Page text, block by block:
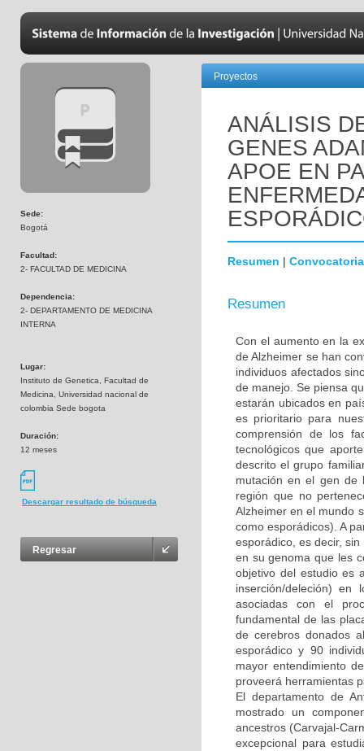
Sede:
Bogotá
Facultad:
2- FACULTAD DE MEDICINA
Dependencia:
2- DEPARTAMENTO DE MEDICINA
INTERNA
Lugar:
Instituto de Genetica, Facultad de
Medicina, Universidad nacional de
colombia Sede bogota
Duración:
12 meses
Descargar resultado de búsqueda
Regresar
Proyectos
ANÁLISIS
GENES
APOE EN
Resumen | Convocatoria
Resumen
Con el aumento en la
de Alzheimer se han
individuos afectados
de manejo. Se piensa
estarán ubicados en
es prioritario para
comprensión de los
tecnológicos que
descrito el grupo
mutación en el gen de
región que no
Alzheimer en el mundo
como esporádicos). A
esporádico, es decir,
en su genoma que les
objetivo del estudio es
inserción/deleción) en
asociadas con el
fundamental de las
de cerebros donados
esporádico y 90
mayor entendimiento
proveerá herramientas
El departamento de
mostrado un
ancestros (Carvajal-
excepcional para